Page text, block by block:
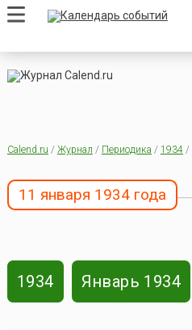
Calend.ru / Журнал / Периодика / 1934/
11 января 1934 года
1934 Январь 1934